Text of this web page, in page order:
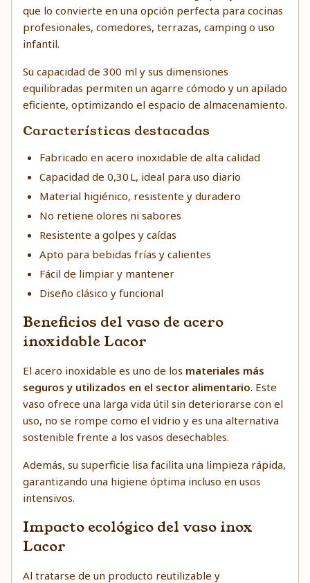
que lo convierte en una opción perfecta para cocinas
profesionales, comedores, terrazas, camping o uso
infantil.
Su capacidad de 300 ml y sus dimensiones
equilibradas permiten un agarre cómodo y un apilado
eficiente, optimizando el espacio de almacenamiento.
Características destacadas
Fabricado en acero inoxidable de alta calidad
Capacidad de 0,30 L, ideal para uso diario
Material higiénico, resistente y duradero
No retiene olores ni sabores
Resistente a golpes y caídas
Apto para bebidas frías y calientes
Fácil de limpiar y mantener
Diseño clásico y funcional
Beneficios del vaso de acero
inoxidable Lacor
El acero inoxidable es uno de los materiales más
seguros y utilizados en el sector alimentario. Este
vaso ofrece una larga vida útil sin deteriorarse con el
uso, no se rompe como el vidrio y es una alternativa
sostenible frente a los vasos desechables.
Además, su superficie lisa facilita una limpieza rápida,
garantizando una higiene óptima incluso en usos
intensivos.
Impacto ecológico del vaso inox
Lacor
Al tratarse de un producto reutilizable y